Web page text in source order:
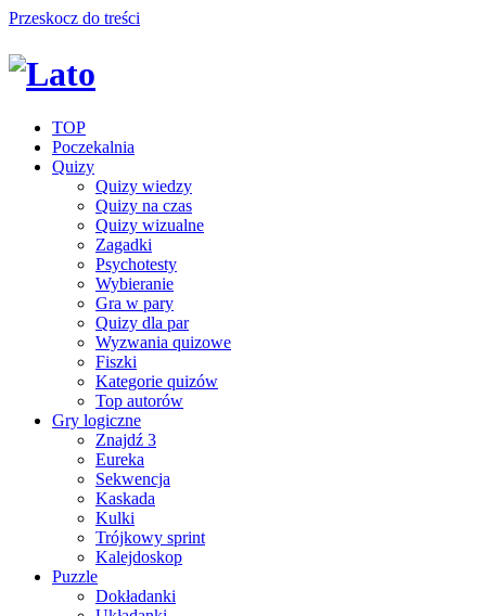
Przeskocz do treści
TOP
Poczekalnia
Quizy
Quizy wiedzy
Quizy na czas
Quizy wizualne
Zagadki
Psychotesty
Wybieranie
Gra w pary
Quizy dla par
Wyzwania quizowe
Fiszki
Kategorie quizów
Top autorów
Gry logiczne
Znajdź 3
Eureka
Sekwencja
Kaskada
Kulki
Trójkowy sprint
Kalejdoskop
Puzzle
Dokładanki